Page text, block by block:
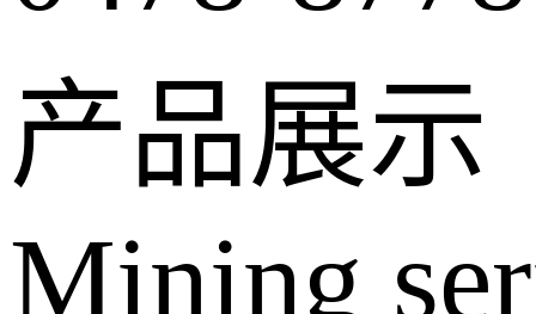
产品展示
Mining